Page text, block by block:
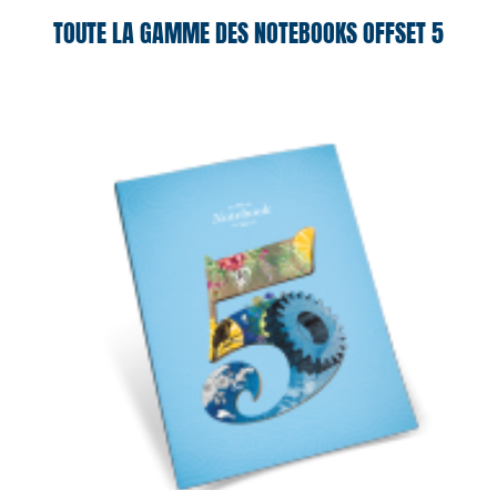
TOUTE LA GAMME DES NOTEBOOKS OFFSET 5